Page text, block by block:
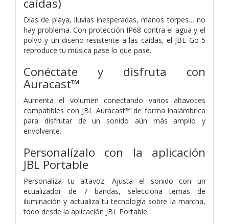
Días de playa, lluvias inesperadas, manos torpes… no
hay problema. Con protección IP68 contra el agua y el
polvo y un diseño resistente a las caídas, el JBL Go 5
reproduce tu música pase lo que pase.
Conéctate y disfruta con
Auracast™
Aumenta el volumen conectando varios altavoces
compatibles con JBL Auracast™ de forma inalámbrica
para disfrutar de un sonido aún más amplio y
envolvente.
Personalízalo con la aplicación
JBL Portable
Personaliza tu altavoz. Ajusta el sonido con un
ecualizador de 7 bandas, selecciona temas de
iluminación y actualiza tu tecnología sobre la marcha,
todo desde la aplicación JBL Portable.